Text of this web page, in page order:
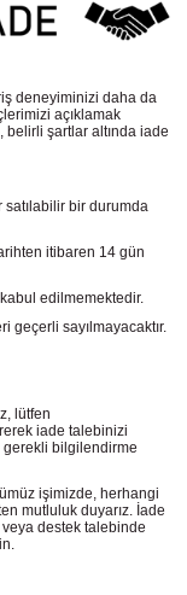
deneyiminizi daha da
açıklamak
şartlar altında iade
satılabilir bir durumda
itibaren 14 gün
edilmemektedir.
geçerli sayılmayacaktır.
lütfen
iade talebinizi
bilgilendirme
işimizde, herhangi
mutluluk duyarız. İade
destek talebinde